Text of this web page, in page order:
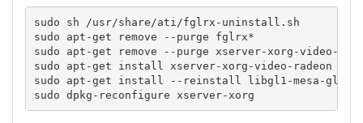
sudo sh /usr/share/ati/fglrx-uninstall.sh
sudo apt-get remove --purge fglrx*
sudo apt-get remove --purge xserver-xorg-video-
sudo apt-get install xserver-xorg-video-radeon
sudo apt-get install --reinstall libgl1-mesa-glx
sudo dpkg-reconfigure xserver-xorg